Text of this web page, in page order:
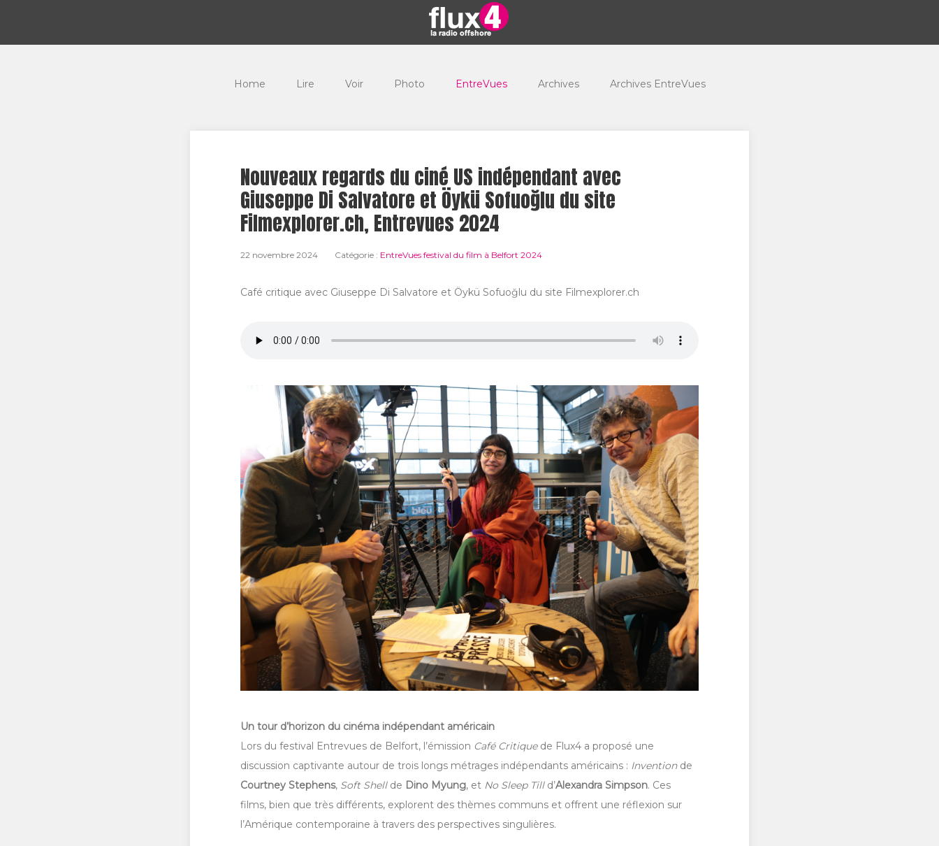
Home Lire Voir Photo EntreVues Archives Archives EntreVues
Nouveaux regards du ciné US indépendant avec
Giuseppe Di Salvatore et Öykü Sofuoğlu du site
Filmexplorer.ch, Entrevues 2024
22 novembre 2024 Catégorie : EntreVues festival du film à Belfort 2024
Café critique avec Giuseppe Di Salvatore et Öykü Sofuoğlu du site Filmexplorer.ch
Un tour d’horizon du cinéma indépendant américain
Lors du festival Entrevues de Belfort, l’émission Café Critiquede Flux4 a proposé une
discussion captivante autour de trois longs métrages indépendants américains : Inventionde
Courtney Stephens, Soft Shellde Dino Myung, et No Sleep Tilld’Alexandra Simpson. Ces
films, bien que très différents, explorent des thèmes communs et offrent une réflexion sur
l’Amérique contemporaine à travers des perspectives singulières.